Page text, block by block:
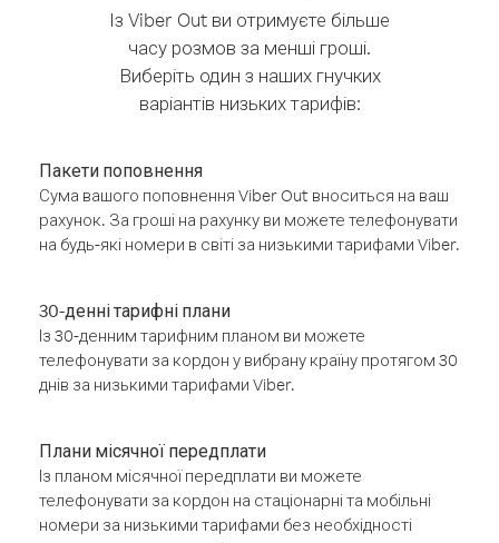
Із Viber Out ви отримуєте більше
часу розмов за менші гроші.
Виберіть один з наших гнучких
варіантів низьких тарифів:
Пакети поповнення
Сума вашого поповнення Viber Out вноситься на ваш
рахунок. За гроші на рахунку ви можете телефонувати
на будь-які номери в світі за низькими тарифами Viber.
30-денні тарифні плани
Із 30-денним тарифним планом ви можете
телефонувати за кордон у вибрану країну протягом 30
днів за низькими тарифами Viber.
Плани місячної передплати
Із планом місячної передплати ви можете
телефонувати за кордон на стаціонарні та мобільні
номери за низькими тарифами без необхідності